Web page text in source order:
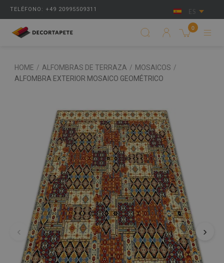
TELÉFONO: +49 20995509311 ES
0
HOME / ALFOMBRAS DE TERRAZA / MOSAICOS /
ALFOMBRA EXTERIOR MOSAICO GEOMÉTRICO
‹ ›